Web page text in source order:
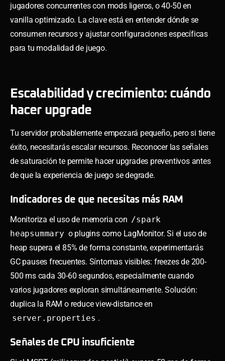
jugadores concurrentes con mods ligeros, o 40-50 en
vanilla optimizado. La clave está en entender dónde se
consumen recursos y ajustar configuraciones específicas
para tu modalidad de juego.
Escalabilidad y crecimiento: cuándo
hacer upgrade
Tu servidor probablemente empezará pequeño, pero si tiene
éxito, necesitarás escalar recursos. Reconocer las señales
de saturación te permite hacer upgrades preventivos antes
de que la experiencia de juego se degrade.
Indicadores de que necesitas más RAM
Monitoriza el uso de memoria con /spark
heapsummary o plugins como LagMonitor. Si el uso de
heap supera el 85% de forma constante, experimentarás
GC pauses frecuentes. Síntomas visibles: freezes de 200-
500 ms cada 30-60 segundos, especialmente cuando
varios jugadores exploran simultáneamente. Solución:
duplica la RAM o reduce view-distance en
server.properties .
Señales de CPU insuficiente